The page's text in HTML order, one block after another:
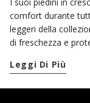
comfort durante
leggeri della
di freschezza e
avventure che la
Leggi Di Più